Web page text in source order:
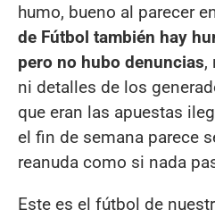
humo, bueno al parecer
de Fútbol también hay
pero no hubo denuncias,
ni detalles de los
que eran las apuestas
el fin de semana parece
reanuda como si nada
Este es el fútbol de